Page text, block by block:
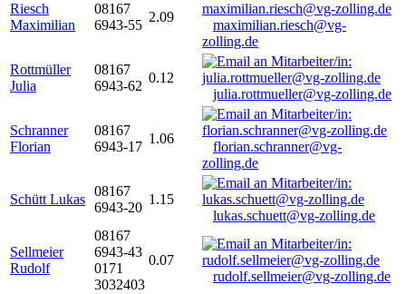
Riesch
Maximilian
08167
6943-55
2.09
maximilian.riesch@vg-
zolling.de
Rottmüller
Julia
08167
6943-62
0.12
julia.rottmueller@vg-zolling.de
Schranner
Florian
08167
6943-17
1.06
florian.schranner@vg-
zolling.de
Schütt Lukas
08167
6943-20
1.15
lukas.schuett@vg-zolling.de
Sellmeier
Rudolf
08167
6943-43
0171
3032403
0.07
rudolf.sellmeier@vg-zolling.de